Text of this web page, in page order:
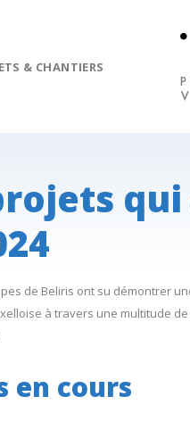
& CHANTIERS
de Beliris ont su démontrer
à travers une multitude
en cours